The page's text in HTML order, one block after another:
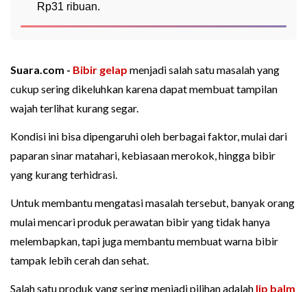
Rp31 ribuan.
Suara.com - Bibir gelap menjadi salah satu masalah yang
cukup sering dikeluhkan karena dapat membuat tampilan
wajah terlihat kurang segar.
Kondisi ini bisa dipengaruhi oleh berbagai faktor, mulai dari
paparan sinar matahari, kebiasaan merokok, hingga bibir
yang kurang terhidrasi.
Untuk membantu mengatasi masalah tersebut, banyak orang
mulai mencari produk perawatan bibir yang tidak hanya
melembapkan, tapi juga membantu membuat warna bibir
tampak lebih cerah dan sehat.
Salah satu produk yang sering menjadi pilihan adalah lip balm